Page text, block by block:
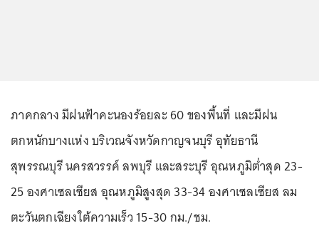
ภาคกลาง มีฝนฟ้าคะนองร้อยละ 60 ของพื้นที่ และมีฝน
ตกหนักบางแห่ง บริเวณจังหวัดกาญจนบุรี อุทัยธานี
สุพรรณบุรี นครสวรรค์ ลพบุรี และสระบุรี อุณหภูมิต่ำสุด 23-
25 องศาเซลเซียส อุณหภูมิสูงสุด 33-34 องศาเซลเซียส ลม
ตะวันตกเฉียงใต้ความเร็ว 15-30 กม./ชม.